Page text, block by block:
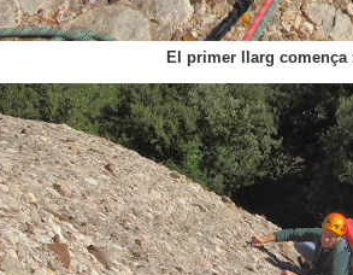
El primer llarg comença